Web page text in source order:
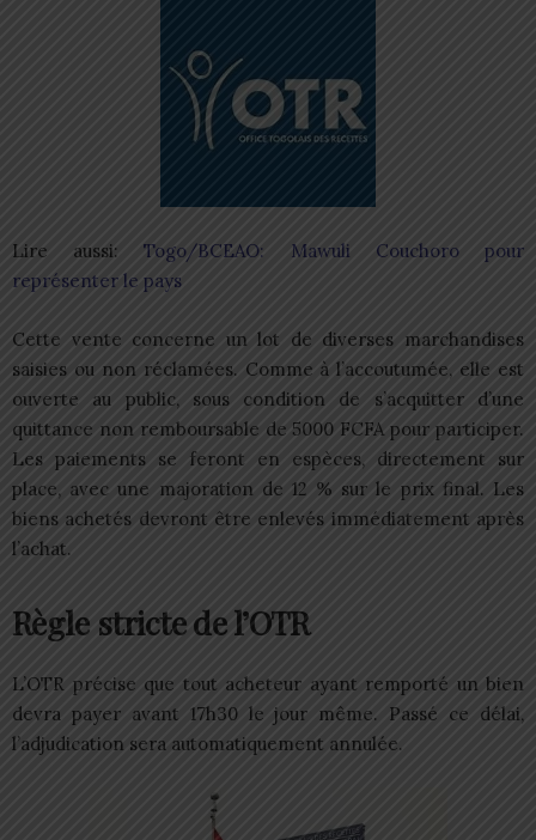
Lire aussi:Togo/BCEAO: Mawuli Couchoro pour
représenter le pays
Cette vente concerne un lot de diverses marchandises
saisies ou non réclamées. Comme à l’accoutumée, elle est
ouverte au public, sous condition de s’acquitter d’une
quittance non remboursable de 5000 FCFA pour participer.
Les paiements se feront en espèces, directement sur
place, avec une majoration de 12 % sur le prix final. Les
biens achetés devront être enlevés immédiatement après
l’achat.
Règle stricte de l’OTR
L’OTR précise que tout acheteur ayant remporté un bien
devra payer avant 17h30 le jour même. Passé ce délai,
l’adjudication sera automatiquement annulée.